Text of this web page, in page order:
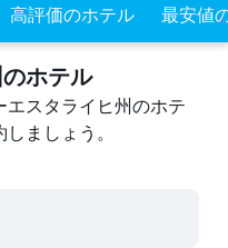
高評価のホテル 最安値
ホテル
スタライヒ州のホテ
ましょう。